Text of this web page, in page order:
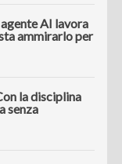
AI lavora
ammirarlo per
la disciplina
senza